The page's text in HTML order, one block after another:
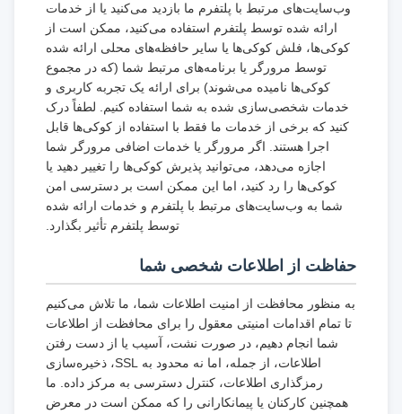
وب‌سایت‌های مرتبط با پلتفرم ما بازدید می‌کنید یا از خدمات
ارائه شده توسط پلتفرم استفاده می‌کنید، ممکن است از
کوکی‌ها، فلش کوکی‌ها یا سایر حافظه‌های محلی ارائه شده
توسط مرورگر یا برنامه‌های مرتبط شما (که در مجموع
کوکی‌ها نامیده می‌شوند) برای ارائه یک تجربه کاربری و
خدمات شخصی‌سازی شده به شما استفاده کنیم. لطفاً درک
کنید که برخی از خدمات ما فقط با استفاده از کوکی‌ها قابل
اجرا هستند. اگر مرورگر یا خدمات اضافی مرورگر شما
اجازه می‌دهد، می‌توانید پذیرش کوکی‌ها را تغییر دهید یا
کوکی‌ها را رد کنید، اما این ممکن است بر دسترسی امن
شما به وب‌سایت‌های مرتبط با پلتفرم و خدمات ارائه شده
توسط پلتفرم تأثیر بگذارد.
حفاظت از اطلاعات شخصی شما
به منظور محافظت از امنیت اطلاعات شما، ما تلاش می‌کنیم
تا تمام اقدامات امنیتی معقول را برای محافظت از اطلاعات
شما انجام دهیم، در صورت نشت، آسیب یا از دست رفتن
اطلاعات، از جمله، اما نه محدود به SSL، ذخیره‌سازی
رمزگذاری اطلاعات، کنترل دسترسی به مرکز داده. ما
همچنین کارکنان یا پیمانکارانی را که ممکن است در معرض